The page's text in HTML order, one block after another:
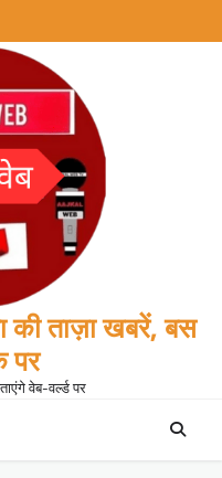
की ताज़ा खबरें, बस
पर
वेब-वर्ल्ड पर